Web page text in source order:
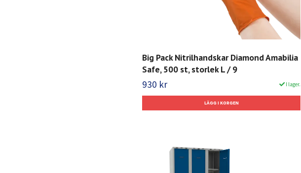
Big Pack Nitrilhandskar Diamond Amabilia
Safe, 500 st, storlek L / 9
930 kr I lager.